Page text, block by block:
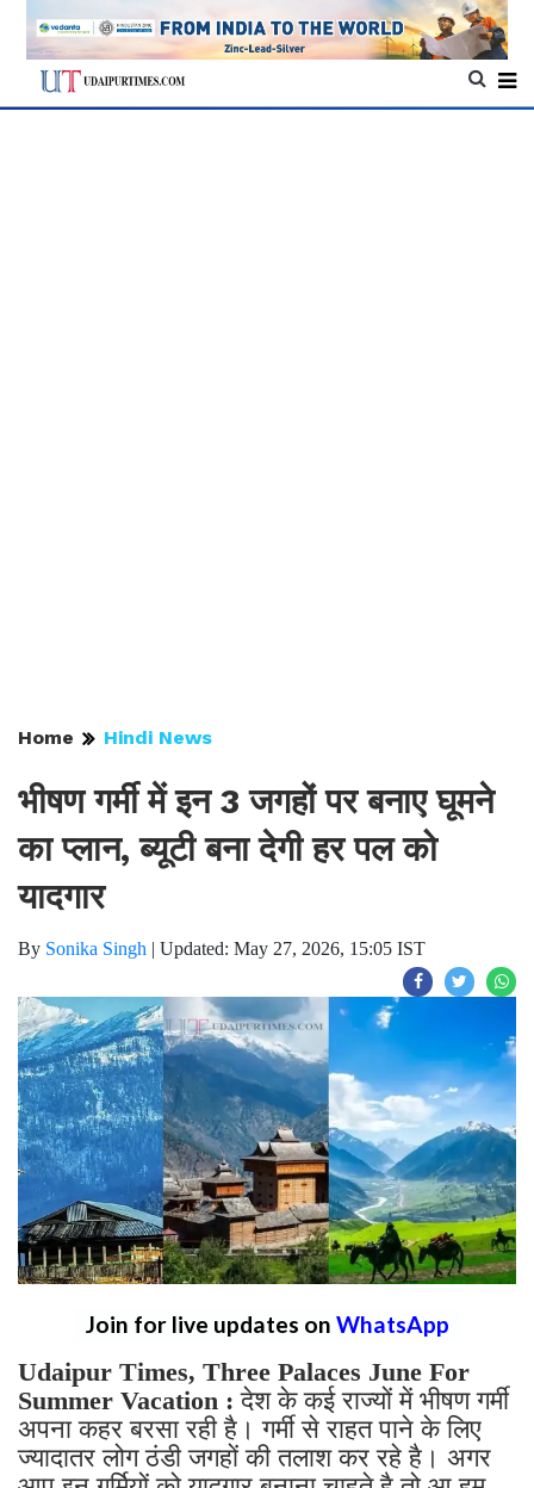
Home Hindi News
भीषण गर्मी में इन 3 जगहों पर बनाए घूमने
का प्लान, ब्यूटी बना देगी हर पल को
यादगार
By Sonika Singh | Updated: May 27, 2026, 15:05 IST
Join for live updates on WhatsApp
Udaipur Times, Three Palaces June For
Summer Vacation : देश के कई राज्यों में भीषण गर्मी
अपना कहर बरसा रही है। गर्मी से राहत पाने के लिए
ज्यादातर लोग ठंडी जगहों की तलाश कर रहे है। अगर